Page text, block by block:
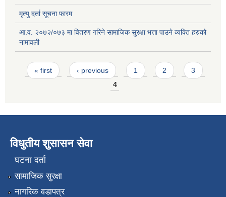
मृत्यु दर्ता सूचना फारम
आ.व. २०७२/०७३ मा वितरण गरिने सामाजिक सुरक्षा भत्ता पाउने व्यक्ति हरुको
नामावली
Pages
« first ‹ previous 1 2
3
4
विधुतीय शुसासन सेवा
घटना दर्ता
सामाजिक सुरक्षा
नागरिक वडापत्र